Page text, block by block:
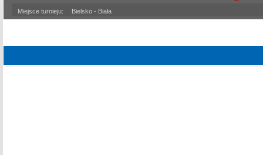
Miejsce turnieju: Bielsko - Biała